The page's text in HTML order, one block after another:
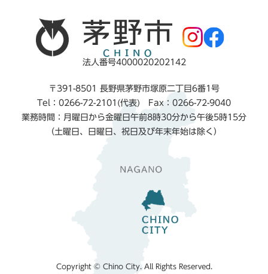
法人番号4000020202142
〒391-8501 長野県茅野市塚原二丁目6番1号
Tel：0266-72-2101(代表) Fax：0266-72-9040
業務時間：月曜日から金曜日午前8時30分から午後5時15分
（土曜日、日曜日、祝日及び年末年始は除く）
Copyright © Chino City. All Rights Reserved.